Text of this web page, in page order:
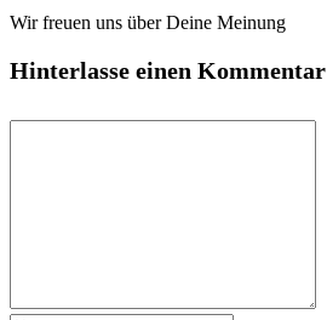
Wir freuen uns über Deine Meinung
Hinterlasse einen Kommentar